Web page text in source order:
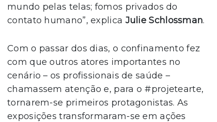
mundo pelas telas; fomos privados do
contato humano”, explica Julie Schlossman.
Com o passar dos dias, o confinamento fez
com que outros atores importantes no
cenário – os profissionais de saúde –
chamassem atenção e, para o #projetearte,
tornarem-se primeiros protagonistas. As
exposições transformaram-se em ações